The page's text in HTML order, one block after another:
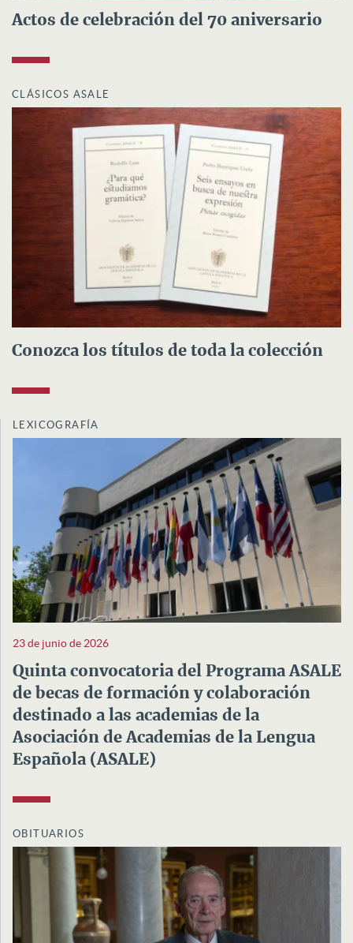
Actos de celebración del 70 aniversario
CLÁSICOS ASALE
Conozca los títulos de toda la colección
LEXICOGRAFÍA
23 de junio de 2026
Quinta convocatoria del Programa ASALE
de becas de formación y colaboración
destinado a las academias de la
Asociación de Academias de la Lengua
Española (ASALE)
OBITUARIOS